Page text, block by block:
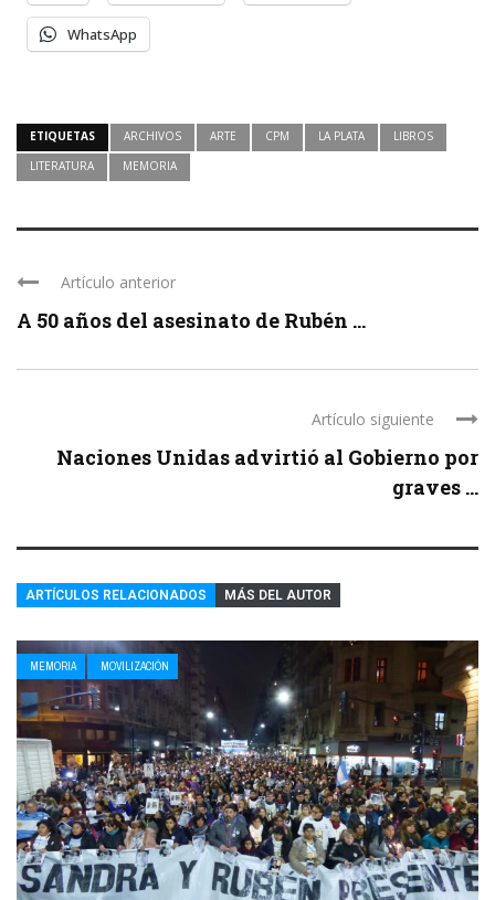
WhatsApp
ETIQUETAS ARCHIVOS ARTE CPM LA PLATA
LIBROS
LITERATURA
MEMORIA
Artículo anterior
A 50 años del asesinato de Rubén ...
Artículo siguiente
Naciones Unidas advirtió al Gobierno por
graves ...
ARTÍCULOS RELACIONADOS MÁS DEL AUTOR
MEMORIA MOVILIZACIÓN